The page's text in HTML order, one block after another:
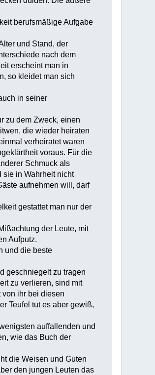
berufsmäßige Aufgabe
und Stand, der
nach dem
erscheint man in
so kleidet man sich
in seiner
zu dem Zweck, einen
die wieder heiraten
verheiratet waren
voraus. Für die
Schmuck als
sie in Wahrheit nicht
aufnehmen will, darf
gestattet man nur der
der Leute, mit
Aufputz.
und die beste
geschniegelt zu tragen
zu verlieren, sind mit
von ihr bei diesen
Teufel tut es aber gewiß,
auffallenden und
wie das Buch der
die Weisen und Guten
den jungen Leuten das